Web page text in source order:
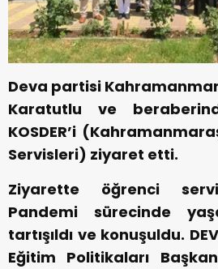
Deva partisi
Karatutlu ve
KOSDER’i
Servisleri) ziyaret etti.
Ziyarette öğrenci
Pandemi sürecinde
tartışıldı ve konuşuldu.
Eğitim Politikaları